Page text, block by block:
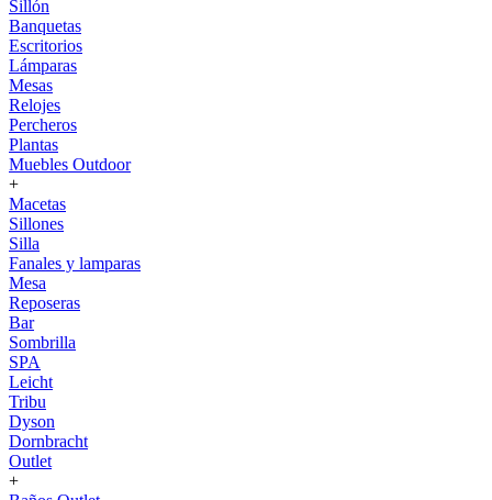
Sillón
Banquetas
Escritorios
Lámparas
Mesas
Relojes
Percheros
Plantas
Muebles Outdoor
+
Macetas
Sillones
Silla
Fanales y lamparas
Mesa
Reposeras
Bar
Sombrilla
SPA
Leicht
Tribu
Dyson
Dornbracht
Outlet
+